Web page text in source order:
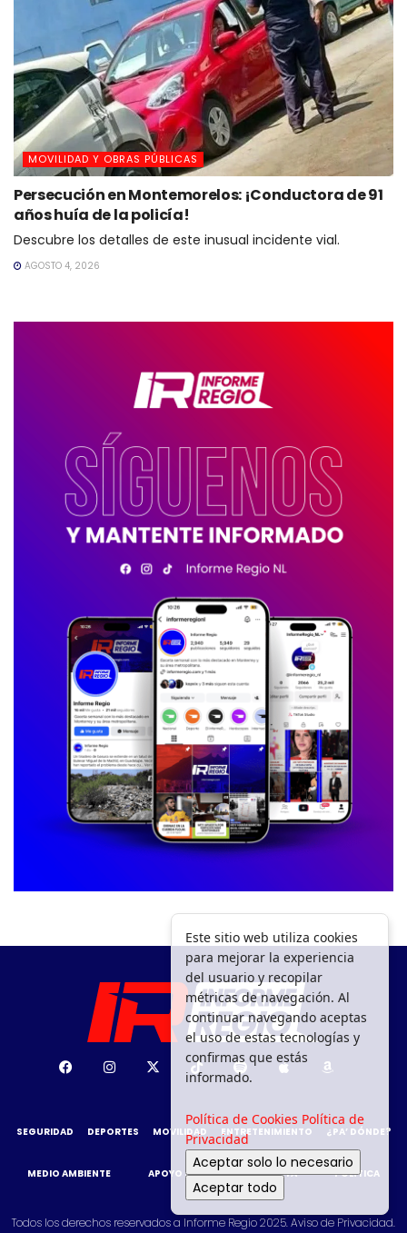
MOVILIDAD Y OBRAS PÚBLICAS
Persecución en Montemorelos: ¡Conductora de 91
años huía de la policía!
Descubre los detalles de este inusual incidente vial.
AGOSTO 4, 2026
SEGURIDAD DEPORTES MOVILIDAD ENTRETENIMIENTO ¿PA’ DÓNDE?
MEDIO AMBIENTE APOYO SOCIAL GACETA POLÍTICA
Todos los derechos reservados a Informe Regio 2025.Aviso de Privacidad.
Este sitio web utiliza cookies
para mejorar la experiencia
del usuario y recopilar
métricas de navegación. Al
continuar navegando aceptas
el uso de estas tecnologías y
confirmas que estás
informado.
Política de Cookies Política de
Privacidad
Aceptar solo lo necesario
Aceptar todo